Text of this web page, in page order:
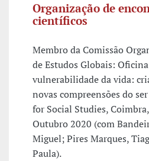
Organização de
científicos
Membro da Comissão
de Estudos Globais: Oficina
vulnerabilidade da vida:
novas compreensões do
for Social Studies,
Outubro 2020 (com
Miguel; Pires Marques,
Paula).